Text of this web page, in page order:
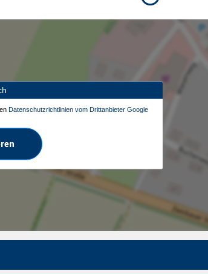
Datenschutzrichtlinien vom Drittanbieter Google